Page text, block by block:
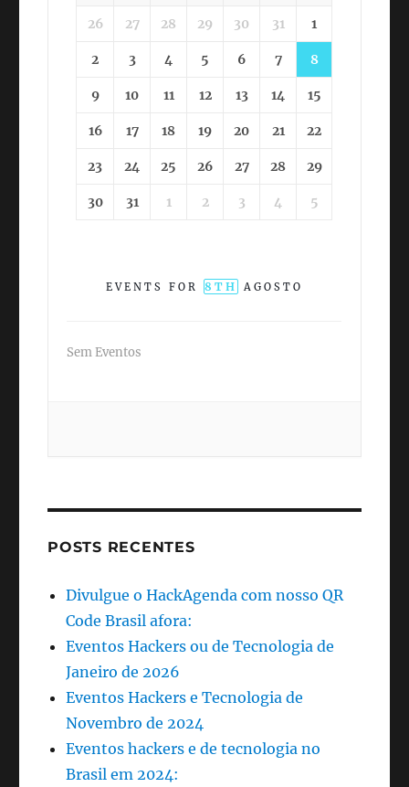
26 27 28 29 30 31 1
2 3 4 5 6 7 8
9 10 11 12 13 14 15
16 17 18 19 20 21 22
23 24 25 26 27 28 29
30 31 1 2 3 4 5
EVENTS FOR 8TH AGOSTO
Sem Eventos
POSTS RECENTES
Divulgue o HackAgenda com nosso QR
Code Brasil afora:
Eventos Hackers ou de Tecnologia de
Janeiro de 2026
Eventos Hackers e Tecnologia de
Novembro de 2024
Eventos hackers e de tecnologia no
Brasil em 2024: